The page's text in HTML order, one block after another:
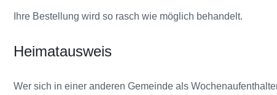
Ihre Bestellung wird so rasch wie möglich behandelt.
Heimatausweis
Wer sich in einer anderen Gemeinde als